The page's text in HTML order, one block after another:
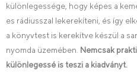
különlegessége, hogy képes a
es rádiusszal lekerekíteni, és így
a könyvtest is kerekítve készül a
nyomda üzemében. Nemcsak
különlegessé is teszi a kiadványt.